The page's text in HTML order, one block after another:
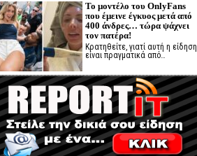
Το μοντέλο του OnlyFans
που έμεινε έγκυος μετά από
400 άνδρες… τώρα ψάχνει
τον πατέρα!
Κρατηθείτε, γιατί αυτή η είδηση
είναι πραγματικά από…